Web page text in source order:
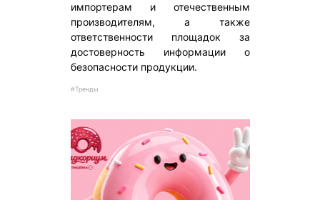
импортерам и отечественным
производителям, а также
ответственности площадок за
достоверность информации о
безопасности продукции.
#Тренды